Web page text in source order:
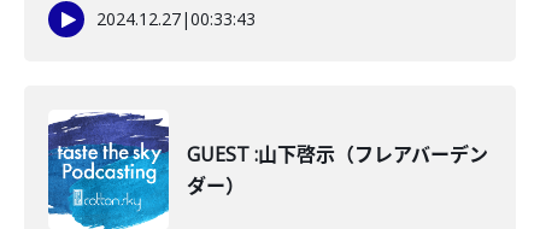
2024.12.27|00:33:43
GUEST :山下啓示（フレアバーデン
ダー）